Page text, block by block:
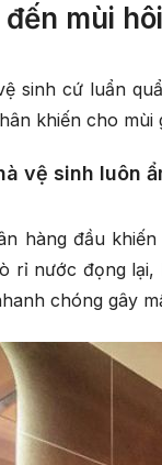
mùi
sinh cứ luẩn
khiến cho
vệ sinh luôn
hàng đầu
rỉ nước đọng lại,
chóng gây